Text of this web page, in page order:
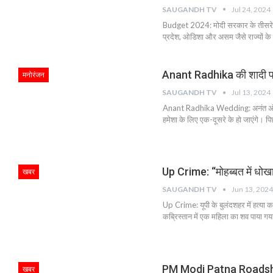
SAUGANDH TV Jul 24, 2024
Budget 2024: मोदी सरकार के तीसरे
प्रदेश, ओडिशा और असम जैसे राज्यों के
मनोरंजन Anant Radhika की शादी
SAUGANDH TV Jul 13, 2024
Anant Radhika Wedding: अनंत
हमेशा के लिए एक-दूसरे के हो जाएंगे।
खबर Up Crime: “मोहब्बत में
SAUGANDH TV Jun 13, 2024
Up Crime: यूपी के बुलंदशहर में हत्या
कब्रिस्तान में एक महिला का शव पाया
खबर PM Modi Patna